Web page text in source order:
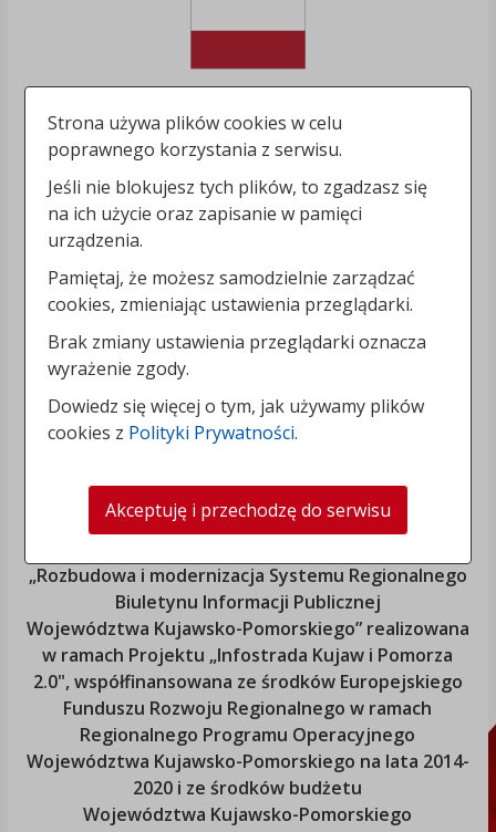
„Rozbudowa i modernizacja Systemu Regionalnego
Biuletynu Informacji Publicznej
Województwa Kujawsko-Pomorskiego” realizowana
w ramach Projektu „Infostrada Kujaw i Pomorza
2.0", współfinansowana ze środków Europejskiego
Funduszu Rozwoju Regionalnego w ramach
Regionalnego Programu Operacyjnego
Województwa Kujawsko-Pomorskiego na lata 2014-
2020 i ze środków budżetu
Województwa Kujawsko-Pomorskiego
Strona używa plików cookies w celu
poprawnego korzystania z serwisu.
Jeśli nie blokujesz tych plików, to zgadzasz się
na ich użycie oraz zapisanie w pamięci
urządzenia.
Pamiętaj, że możesz samodzielnie zarządzać
cookies, zmieniając ustawienia przeglądarki.
Brak zmiany ustawienia przeglądarki oznacza
wyrażenie zgody.
Dowiedz się więcej o tym, jak używamy plików
cookies z Polityki Prywatności.
Akceptuję i przechodzę do serwisu